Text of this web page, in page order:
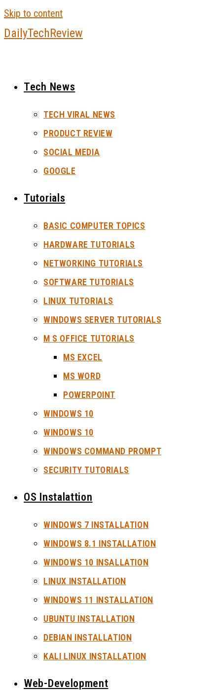
Skip to content
DailyTechReview
Tech News
TECH VIRAL NEWS
PRODUCT REVIEW
SOCIAL MEDIA
GOOGLE
Tutorials
BASIC COMPUTER TOPICS
HARDWARE TUTORIALS
NETWORKING TUTORIALS
SOFTWARE TUTORIALS
LINUX TUTORIALS
WINDOWS SERVER TUTORIALS
M S OFFICE TUTORIALS
MS EXCEL
MS WORD
POWERPOINT
WINDOWS 10
WINDOWS 10
WINDOWS COMMAND PROMPT
SECURITY TUTORIALS
OS Instalattion
WINDOWS 7 INSTALLATION
WINDOWS 8.1 INSTALLATION
WINDOWS 10 INSALLATION
LINUX INSTALLATION
WINDOWS 11 INSTALLATION
UBUNTU INSTALLATION
DEBIAN INSTALLATION
KALI LINUX INSTALLATION
Web-Development